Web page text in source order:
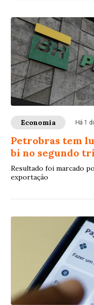
Economia Há 1
Petrobras tem
bi no segundo
Resultado foi marcado
exportação